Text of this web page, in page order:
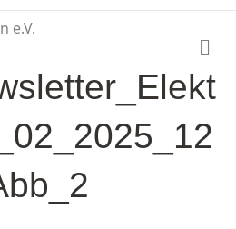
v
i
a
t